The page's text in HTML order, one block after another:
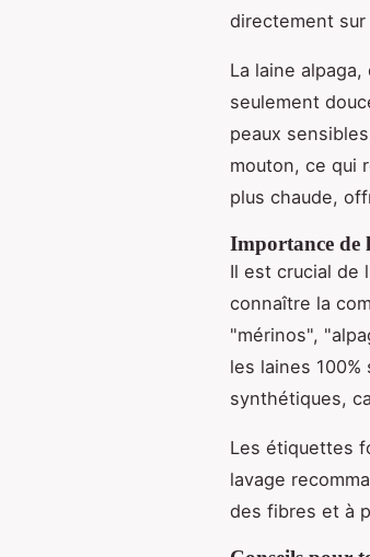
directement sur
La laine
seulement
peaux
mouton, ce qui
plus chaude,
Importance de
Il est crucial de
connaître la
"mérinos",
les laines
synthétiques,
Les étiquettes
lavage
des fibres et à